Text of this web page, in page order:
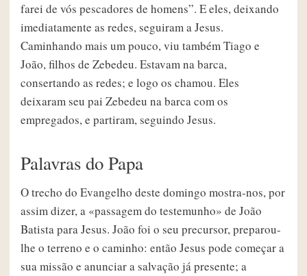
farei de vós pescadores de homens”. E eles, deixando
imediatamente as redes, seguiram a Jesus.
Caminhando mais um pouco, viu também Tiago e
João, filhos de Zebedeu. Estavam na barca,
consertando as redes; e logo os chamou. Eles
deixaram seu pai Zebedeu na barca com os
empregados, e partiram, seguindo Jesus.
Palavras do Papa
O trecho do Evangelho deste domingo mostra-nos, por
assim dizer, a «passagem do testemunho» de João
Batista para Jesus. João foi o seu precursor, preparou-
lhe o terreno e o caminho: então Jesus pode começar a
sua missão e anunciar a salvação já presente; a